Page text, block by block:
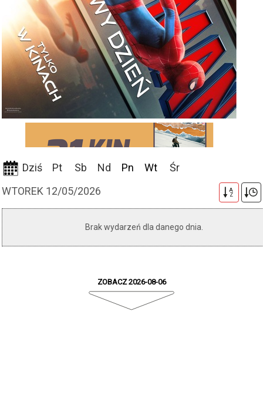
Dziś Pt Sb Nd Pn Wt
Śr
WTOREK 12/05/2026
A
Z
Brak wydarzeń dla danego dnia.
ZOBACZ 2026-08-06